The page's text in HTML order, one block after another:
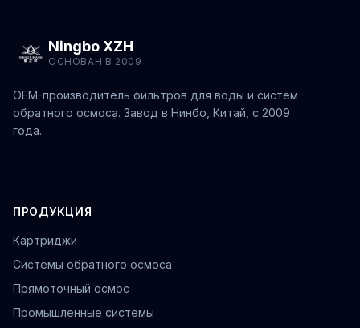
Ningbo XZH
ОСНОВАН В 2009
OEM-производитель фильтров для воды и систем
обратного осмоса. Завод в Нинбо, Китай, с 2009
года.
ПРОДУКЦИЯ
Картриджи
Системы обратного осмоса
Прямоточный осмос
Промышленные системы